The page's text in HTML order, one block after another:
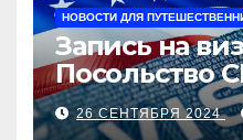
НОВОСТИ ДЛЯ
Запись на
Посольство
Пошаговое
26 СЕНТЯБРЯ 2024